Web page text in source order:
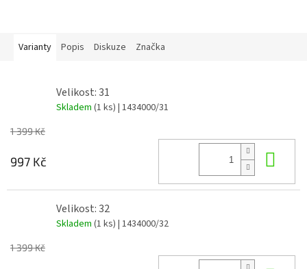
Varianty Popis Diskuze Značka
Velikost: 31
Skladem (1 ks) | 1434000/31
1 399 Kč
997 Kč
Velikost: 32
Skladem (1 ks) | 1434000/32
1 399 Kč